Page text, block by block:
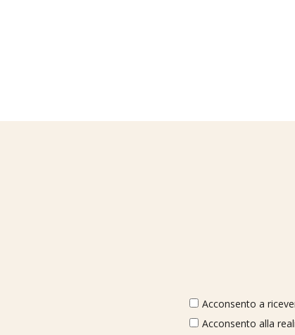
Acconsento a
Acconsento alla